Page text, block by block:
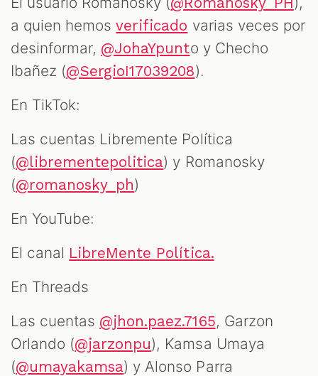
a quien hemosverificado varias veces por
desinformar, @JohaYpunto y Checho
Ibañez (@SergioI17039208).
En TikTok:
Las cuentas Libremente Política
(@librementepolitica) y Romanosky
(@romanosky_ph)
En YouTube:
El canal LibreMente Política.
En Threads
Las cuentas @jhon.paez.7165, Garzon
Orlando (@jarzonpu), Kamsa Umaya
(@umayakamsa) y Alonso Parra